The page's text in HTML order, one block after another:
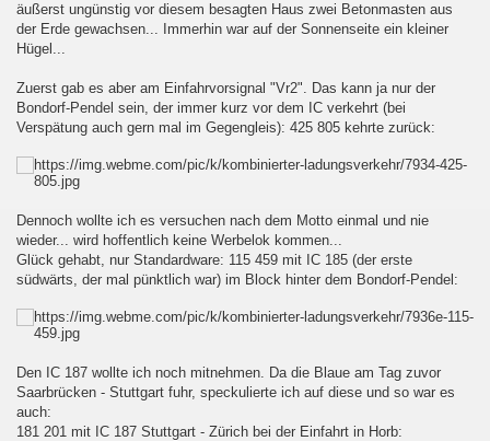
äußerst ungünstig vor diesem besagten Haus zwei Betonmasten aus
der Erde gewachsen... Immerhin war auf der Sonnenseite ein kleiner
Hügel...
Zuerst gab es aber am Einfahrvorsignal "Vr2". Das kann ja nur der
Bondorf-Pendel sein, der immer kurz vor dem IC verkehrt (bei
Verspätung auch gern mal im Gegengleis): 425 805 kehrte zurück:
Dennoch wollte ich es versuchen nach dem Motto einmal und nie
wieder... wird hoffentlich keine Werbelok kommen...
Glück gehabt, nur Standardware: 115 459 mit IC 185 (der erste
südwärts, der mal pünktlich war) im Block hinter dem Bondorf-Pendel:
Den IC 187 wollte ich noch mitnehmen. Da die Blaue am Tag zuvor
Saarbrücken - Stuttgart fuhr, speckulierte ich auf diese und so war es
auch:
181 201 mit IC 187 Stuttgart - Zürich bei der Einfahrt in Horb: